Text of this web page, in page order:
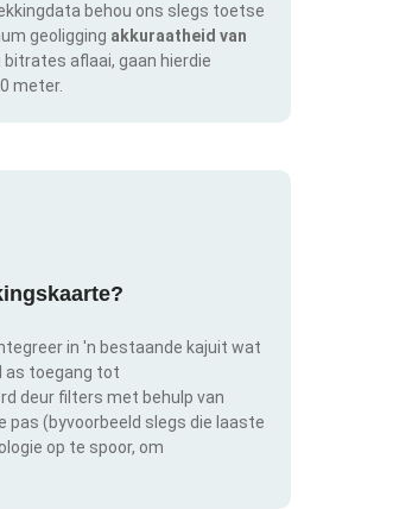
behou ons slegs toetse
geoligging akkuraatheid van
bitrates aflaai, gaan hierdie
meter.
in 'n bestaande kajuit wat
as toegang tot
deur filters met behulp van
pas (byvoorbeeld slegs die laaste
op te spoor, om